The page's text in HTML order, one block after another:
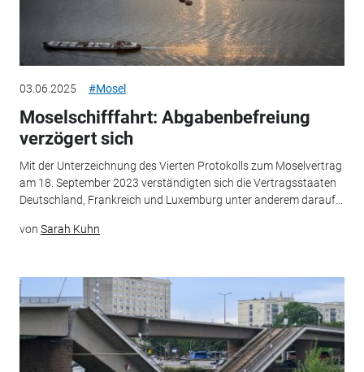
03.06.2025 #Mosel
Moselschifffahrt: Abgabenbefreiung
verzögert sich
Mit der Unterzeichnung des Vierten Protokolls zum Moselvertrag
am 18. September 2023 verständigten sich die Vertragsstaaten
Deutschland, Frankreich und Luxemburg unter anderem darauf...
von Sarah Kuhn